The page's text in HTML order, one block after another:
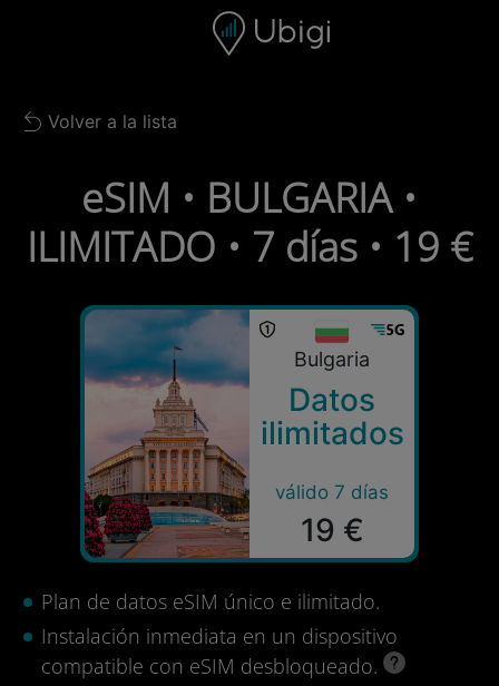
Barra de navegación
Back to list
Volver a la lista
eSIM • BULGARIA •
ILIMITADO • 7 días • 19 €
Bulgaria
Datos
ilimitados
válido 7 días
19 €
Plan de datos eSIM único e ilimitado.
Instalación inmediata en un dispositivo
compatible con eSIM desbloqueado.